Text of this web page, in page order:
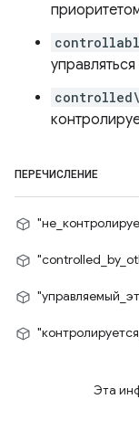
ПЕРЕЧИСЛЕНИЕ
Эта